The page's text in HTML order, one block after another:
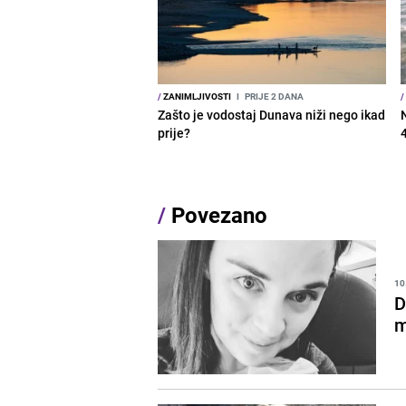
/ZANIMLJIVOSTI I PRIJE 2 DANA
Zašto je vodostaj Dunava niži nego ikad
prije?
/
/ Povezano